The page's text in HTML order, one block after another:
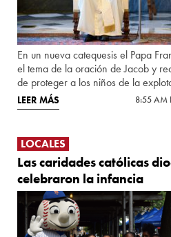
En un nueva catequesis el Papa
el tema de la oración de Jacob y
de proteger a los niños de la
LEER MÁS 8:55 AM
LOCALES
Las caridades católicas
celebraron la infancia